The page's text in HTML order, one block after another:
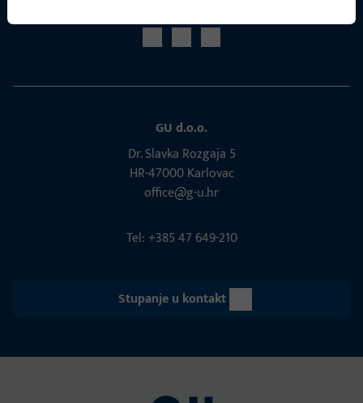
GU d.o.o.
Dr. Slavka Rozgaja 5
HR-47000 Karlovac
office@g-u.hr
Tel: +385 47 649-210
Stupanje u kontakt